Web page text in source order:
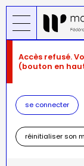
Aller
au
contenu
Message
d'erreur
Accès refusé.
(bouton en
se connecter
réinitialiser son